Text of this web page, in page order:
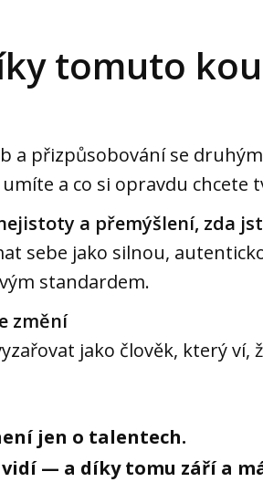
tomuto
a přizpůsobování se
a co si opravdu chcete
a přemýšlení, zda
sebe jako silnou,
standardem.
změní
jako člověk, který ví,
jen o talentech.
vidí — a díky tomu září a